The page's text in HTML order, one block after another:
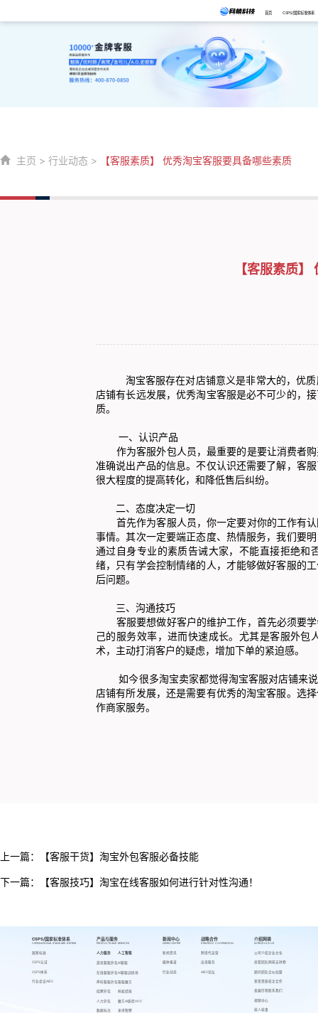
首页 CSPS/国家标准体系
主页 > 行业动态 > 【客服素质】 优秀淘宝客服要具备哪些素质
【客服素质
淘宝客服存在对店铺意义是非常大的，优
店铺有长远发展，优秀淘宝客服是必不可少的，
质。
一、认识产品
作为客服外包人员，最重要的是要让消费者购
准确说出产品的信息。不仅认识还需要了解，客
很大程度的提高转化，和降低售后纠纷。
二、态度决定一切
首先作为客服人员，你一定要对你的工作有认
事情。其次一定要端正态度、热情服务，我们要
通过自身专业的素质告诫大家，不能直接拒绝和
绪，只有学会控制情绪的人，才能够做好客服的
后问题。
三、沟通技巧
客服要想做好客户的维护工作，首先必须要学
己的服务效率，进而快速成长。尤其是客服外
术，主动打消客户的疑虑，增加下单的紧迫感。
如今很多淘宝卖家都觉得淘宝客服对店铺来说
店铺有所发展，还是需要有优秀的淘宝客服。选
作商家服务。
上一篇： 【客服干货】淘宝外包客服必备技能
下一篇： 【客服技巧】淘宝在线客服如何进行针对性沟通！
CSPS/国家标准体系
CSPS/NATIONAL STANDARD SYSTEM
国家标准
CSPS认证
CSPS体系
行业会议AIEC
产品与服务
PRODUCTS AND SERVICES
人力服务
游戏客服外包
在线客服外包
呼叫客服外包
招聘外包
人力外包
数据标注
人工智能
AI客服
AI客服训练场
客服魔方
蚂蚁绩效
魔方AI质检VOC
来呗智聘
新闻中心
NEWS CENTER
新闻资讯
媒体报道
行业动态
战略合作
STRATEGIC COOPERATION
跨境代运营
出海服务
AIEC论坛
介绍网萌
INTRODUCE US
公司介绍
高管团队
顾问团队
荣誉资质
发展历程
视频中心
萌人萌事
企业文化
网萌吉祥物
合伙加盟
校企合作
联系我们